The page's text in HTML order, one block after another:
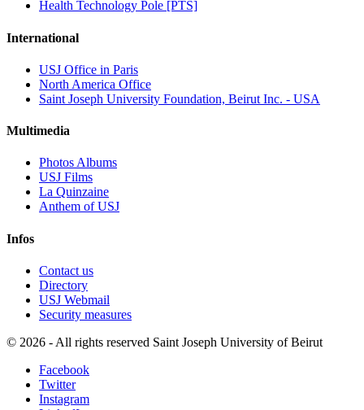
Health Technology Pole [PTS]
International
USJ Office in Paris
North America Office
Saint Joseph University Foundation, Beirut Inc. - USA
Multimedia
Photos Albums
USJ Films
La Quinzaine
Anthem of USJ
Infos
Contact us
Directory
USJ Webmail
Security measures
© 2026 - All rights reserved Saint Joseph University of Beirut
Facebook
Twitter
Instagram